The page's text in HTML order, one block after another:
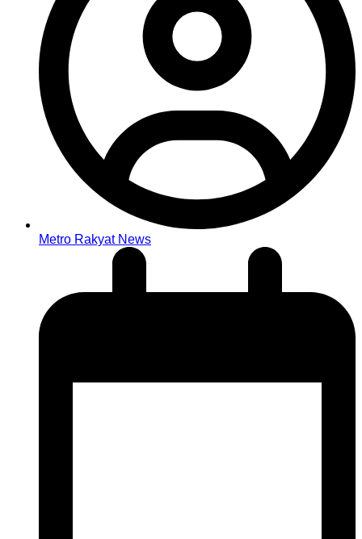
Metro Rakyat News